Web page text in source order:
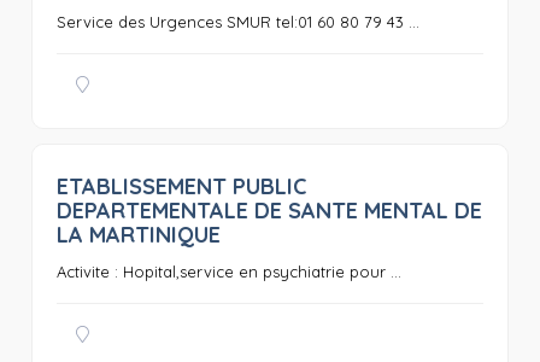
Service des Urgences SMUR tel:01 60 80 79 43 ...
ETABLISSEMENT PUBLIC
DEPARTEMENTALE DE SANTE MENTAL DE
LA MARTINIQUE
Activite : Hopital,service en psychiatrie pour ...